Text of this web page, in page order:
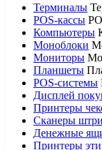
Терминалы
POS-кассы
Компьютеры
Моноблоки
Мониторы
Планшеты
POS-системы
Дисплей
Принтеры
Сканеры
Денежные
Принтеры